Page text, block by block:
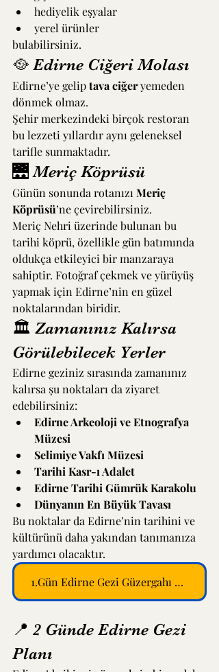
hediyelik eşyalar
yerel ürünler
bulabilirsiniz.
🥘 Edirne Ciğeri Molası
Edirne’ye gelip tava ciğer yemeden
dönmek olmaz.
Şehir merkezindeki birçok restoran
bu lezzeti yıllardır aynı geleneksel
tarifle sunmaktadır.
🌉 Meriç Köprüsü
Günün sonunda rotanızı Meriç
Köprüsü’ne çevirebilirsiniz.
Meriç Nehri üzerinde bulunan bu
tarihi köprü, özellikle gün batımında
oldukça etkileyici bir manzaraya
sahiptir. Fotoğraf çekmek ve yürüyüş
yapmak için Edirne’nin en güzel
noktalarından biridir.
🏛 Zamanınız Kalırsa
Görülebilecek Yerler
Edirne geziniz sırasında zamanınız
kalırsa şu noktaları da ziyaret
edebilirsiniz:
Edirne Arkeoloji ve Etnografya
Müzesi
Selimiye Vakfı Müzesi
Tarihi Kasr-ı Adalet
Edirne Tarihi Gümrük Karakolu
Dünyanın En Büyük Tavası
Bu noktalar da Edirne’nin tarihini ve
kültürünü daha yakından tanımanıza
yardımcı olacaktır.
1.Gün Edirne Gezi Güzergahı > GOOGLE HARİTALAR
📍 2 Günde Edirne Gezi
Planı